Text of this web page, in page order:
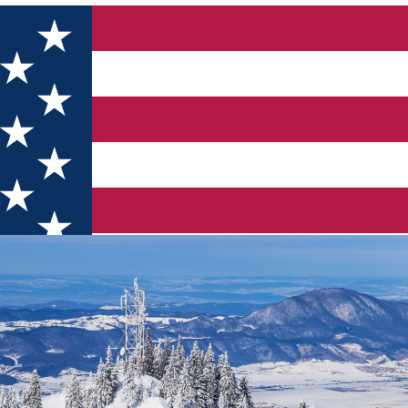
al României are loc în Poiana Brașov în perioada 22-25